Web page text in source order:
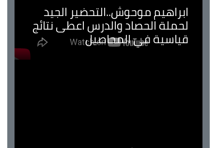
ابراهيم موحوش..التحضير الجيد
لحملة الحصاد والدرس اعطى نتائج
قياسية في المحاصيل